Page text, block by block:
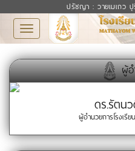
ปรัชญา : วายเมเถว
Toggle
navigation
ผู้อ
ดร.รัตน
ผู้อำนวยการโรงเรี